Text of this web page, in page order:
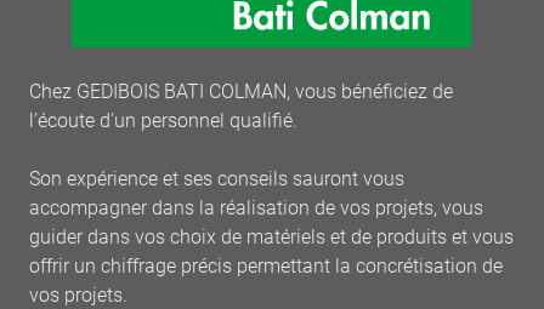
Chez GEDIBOIS BATI COLMAN, vous bénéficiez de
l’écoute d’un personnel qualifié.
Son expérience et ses conseils sauront vous
accompagner dans la réalisation de vos projets, vous
guider dans vos choix de matériels et de produits et vous
offrir un chiffrage précis permettant la concrétisation de
vos projets.